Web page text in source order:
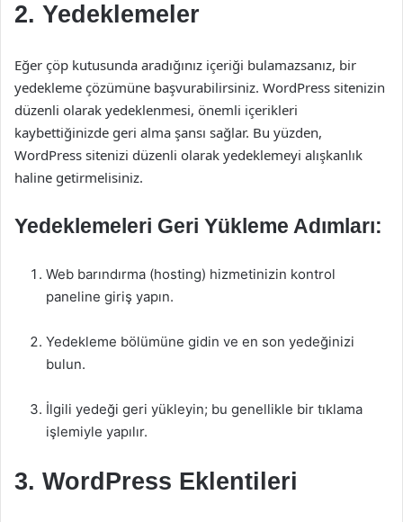
2. Yedeklemeler
Eğer çöp kutusunda aradığınız içeriği bulamazsanız, bir
yedekleme çözümüne başvurabilirsiniz. WordPress sitenizin
düzenli olarak yedeklenmesi, önemli içerikleri
kaybettiğinizde geri alma şansı sağlar. Bu yüzden,
WordPress sitenizi düzenli olarak yedeklemeyi alışkanlık
haline getirmelisiniz.
Yedeklemeleri Geri Yükleme Adımları:
Web barındırma (hosting) hizmetinizin kontrol
paneline giriş yapın.
Yedekleme bölümüne gidin ve en son yedeğinizi
bulun.
İlgili yedeği geri yükleyin; bu genellikle bir tıklama
işlemiyle yapılır.
3. WordPress Eklentileri